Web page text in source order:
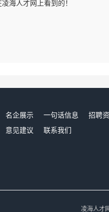
海人才网上看到的！
名企展示 一句话信息 招聘
意见建议 联系我们
凌海人才